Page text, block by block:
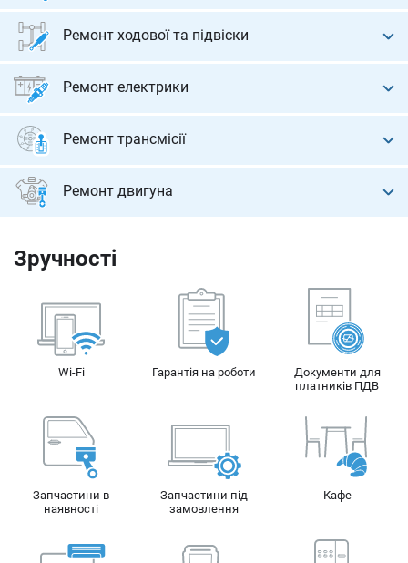
Шумоізоляція і віброізоляція
Ремонт ходової та підвіски
Діагностика та ремонт ходової
Балансування і шиномонтаж
Ремонт електрики
Установка сигналізації
Ремонт трансмісії
Ремонт АКПП (автомат)
Ремонт двигуна
Діагностика двигуна
Зручності
Wi-Fi Гарантія на роботи
Документи для
платників ПДВ
Запчастини в
наявності
Запчастини під
замовлення
Кафе